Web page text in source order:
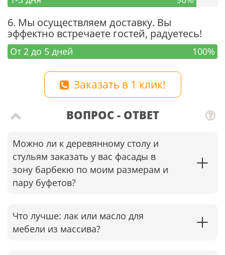
6. Мы осуществляем доставку. Вы
эффектно встречаете гостей, радуетесь!
От 2 до 5 дней 100%
Заказать в 1 клик!
ВОПРОС - ОТВЕТ
Можно ли к деревянному столу и
стульям заказать у вас фасады в
зону барбекю по моим размерам и
пару буфетов?
Что лучше: лак или масло для
мебели из массива?